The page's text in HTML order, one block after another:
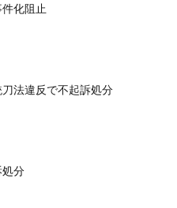
書行使
化阻止
法違反で不起訴処分
処分